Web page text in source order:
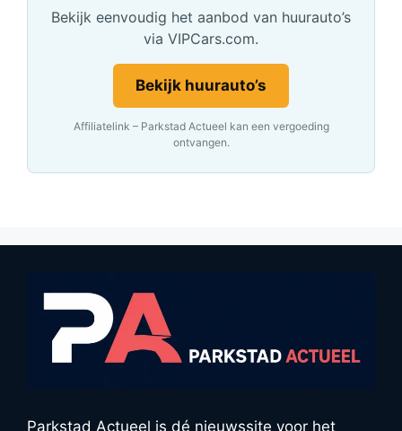
Bekijk eenvoudig het aanbod van huurauto’s
via VIPCars.com.
Bekijk huurauto’s
Affiliatelink – Parkstad Actueel kan een vergoeding
ontvangen.
Parkstad Actueel is dé nieuwssite voor het